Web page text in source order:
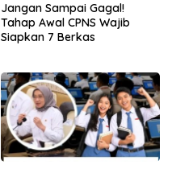
Jangan Sampai Gagal!
Tahap Awal CPNS Wajib
Siapkan 7 Berkas